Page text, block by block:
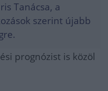
Tanácsa, a
szerint újabb
prognózist is közöl